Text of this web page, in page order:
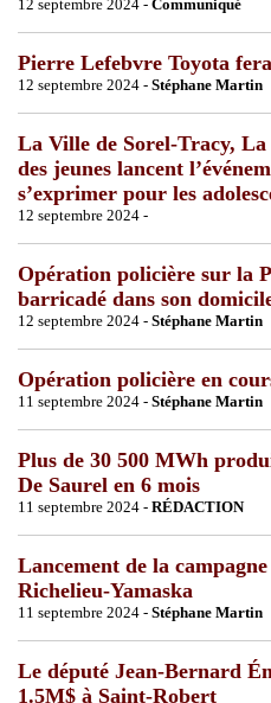
12 septembre 2024 - Communiqué
Pierre Lefebvre Toyota
12 septembre 2024 - Stéphane Martin
La Ville de Sorel-Tracy,
des jeunes lancent
s’exprimer pour les
12 septembre 2024 -
Opération policière sur la
barricadé dans son
12 septembre 2024 - Stéphane Martin
Opération policière en
11 septembre 2024 - Stéphane Martin
Plus de 30 500 MWh
De Saurel en 6 mois
11 septembre 2024 - RÉDACTION
Lancement de la
Richelieu-Yamaska
11 septembre 2024 - Stéphane Martin
Le député Jean-Bernard
1.5M$ à Saint-Robert